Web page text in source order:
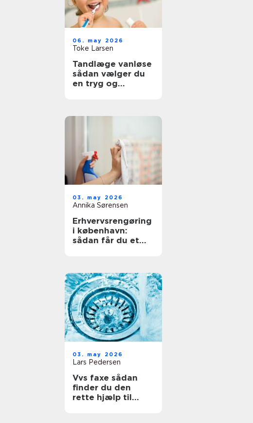
06. may 2026
Toke Larsen
Tandlæge vanløse
sådan vælger du
en tryg og
03. may 2026
Annika Sørensen
Erhvervsrengøring
i københavn:
sådan får du et
03. may 2026
Lars Pedersen
Vvs faxe sådan
finder du den
rette hjælp til